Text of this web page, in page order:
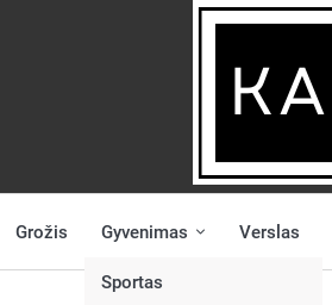
Grožis Gyvenimas
Sportas
Verslas